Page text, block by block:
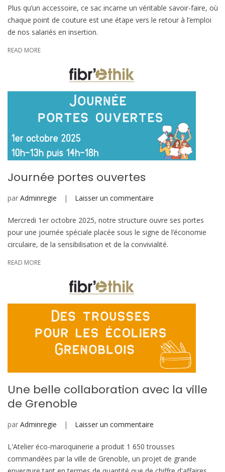
de
la
se
selon
vos
besoins
Plus qu’un accessoire, ce sac incarne un véritable savoir-faire, où
chaque point de couture est une étape vers le retour à l’emploi
de nos salariés en insertion.
READ MORE
Journée portes ouvertes
par Adminregie Laisser un commentaire
portes
ouvertes
Mercredi 1er octobre 2025, notre structure ouvre ses portes
pour une journée spéciale placée sous le signe de l’économie
circulaire, de la sensibilisation et de la convivialité.
READ MORE
Une belle collaboration avec la ville
de Grenoble
par Adminregie Laisser un commentaire
belle
collaboration
L'Atelier éco-maroquinerie a produit 1 650 trousses
commandées par la ville de Grenoble, un projet de grande